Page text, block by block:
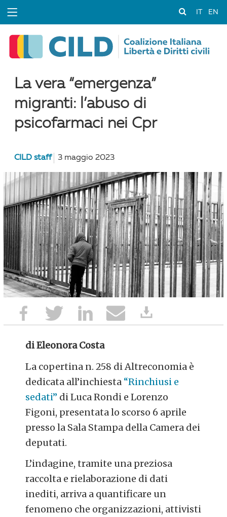
EN
La vera “emergenza”
migranti: l’abuso di
psicofarmaci nei Cpr
CILD staff 3 maggio 2023
di Eleonora Costa
La copertina n. 258 di Altreconomia è
dedicata all’inchiesta “Rinchiusi e
sedati” di Luca Rondi e Lorenzo
Figoni, presentata lo scorso 6 aprile
presso la Sala Stampa della Camera dei
deputati.
L’indagine, tramite una preziosa
raccolta e rielaborazione di dati
inediti, arriva a quantificare un
fenomeno che organizzazioni, attivisti